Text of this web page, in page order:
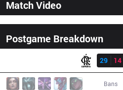
Match Video
Postgame Breakdown
29
14
Bans